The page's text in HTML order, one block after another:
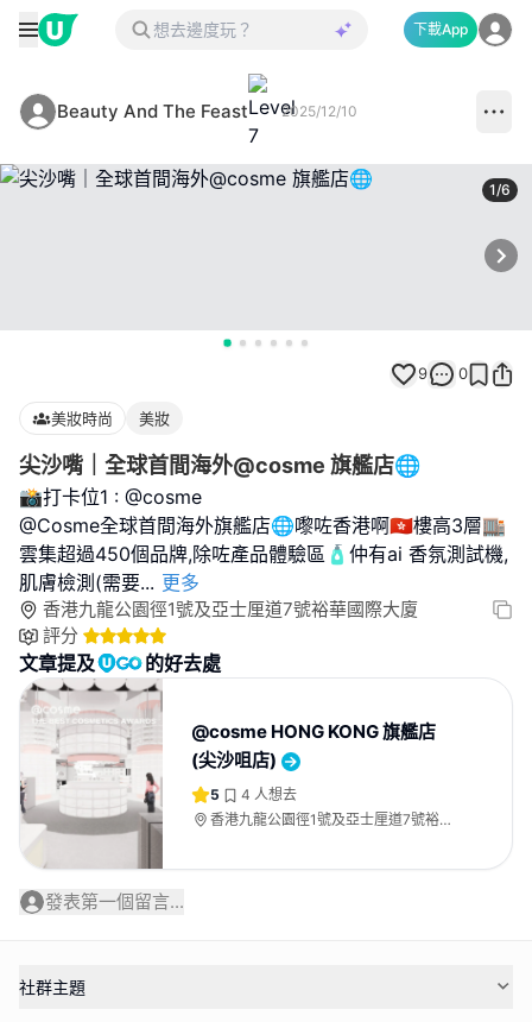
下載App
Beauty And The Feast 2025/12/10
1/6
9 0
美妝時尚 美妝
尖沙嘴｜全球首間海外@cosme 旗艦店🌐
📸打卡位1 : @cosme
@Cosme全球首間海外旗艦店🌐嚟咗香港啊🇭🇰樓高3層🏬
雲集超過450個品牌,除咗產品體驗區🧴仲有ai 香氛測試機,
肌膚檢測(需要... 更多
香港九龍公園徑1號及亞士厘道7號裕華國際大廈
評分
文章提及 的好去處
@cosme HONG KONG 旗艦店
(尖沙咀店)
5 4 人想去
香港九龍公園徑1號及亞士厘道7號裕華
發表第一個留言...
社群主題